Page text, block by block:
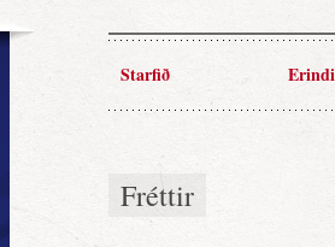
Starfið Erindi
Fréttir